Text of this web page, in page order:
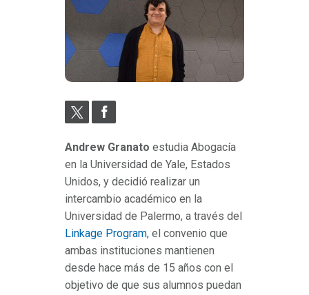
Andrew Granato estudia Abogacía
en la Universidad de Yale, Estados
Unidos, y decidió realizar un
intercambio académico en la
Universidad de Palermo, a través del
Linkage Program, el convenio que
ambas instituciones mantienen
desde hace más de 15 años con el
objetivo de que sus alumnos puedan